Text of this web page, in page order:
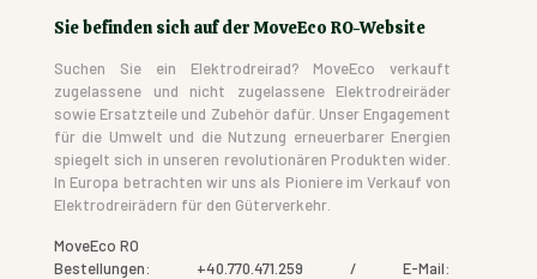
Sie befinden sich auf der MoveEco RO-Website
Suchen Sie ein Elektrodreirad? MoveEco verkauft
zugelassene und nicht zugelassene Elektrodreiräder
sowie Ersatzteile und Zubehör dafür. Unser Engagement
für die Umwelt und die Nutzung erneuerbarer Energien
spiegelt sich in unseren revolutionären Produkten wider.
In Europa betrachten wir uns als Pioniere im Verkauf von
Elektrodreirädern für den Güterverkehr.
MoveEco RO
Bestellungen: +40.770.471.259 / E-Mail: